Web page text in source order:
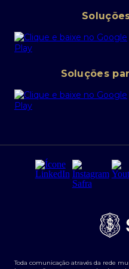
Canal de denúncias
Política de Segurança
Portal da Privacidade
PRSAC
Regras e Parâmetros de
Segurança da Informação
Tarifas e serviços Pessoa
Transparência de
Abra sua conta PJ
SafraPay
Cartão Safra Empresas
Empréstimo e
Derivativos
Agronegócios
Soluções
Toda comunicação através da rede